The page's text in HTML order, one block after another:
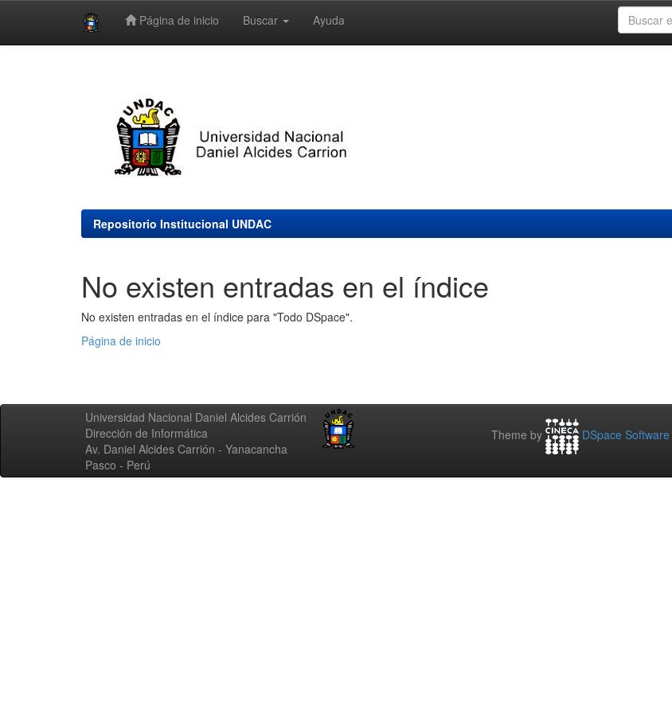
Página de inicio Buscar Ayuda
Repositorio Institucional UNDAC
No existen entradas en el índice
No existen entradas en el índice para "Todo DSpace".
Página de inicio
Universidad Nacional Daniel Alcides Carrión
Dirección de Informática
Av. Daniel Alcides Carrión - Yanacancha
Pasco - Perú
Theme by DSpace Software